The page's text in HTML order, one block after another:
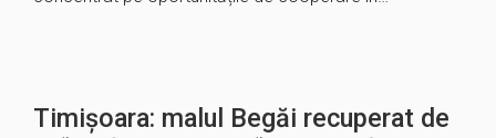
Timișoara: malul Begăi recuperat de